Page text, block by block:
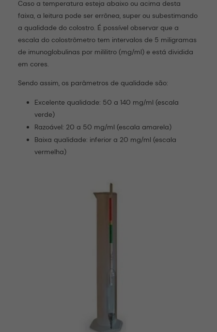
Caso a temperatura esteja abaixo ou acima desta
faixa, a leitura pode ser errônea, super ou subestimando
a qualidade do colostro. É possível observar que a
escala do colostrômetro tem intervalos de 5 miligramas
de imunoglobulinas por mililitro (mg/ml) e está dividida
em cores.
Sendo assim, os parâmetros de qualidade são:
Excelente qualidade: 50 a 140 mg/ml (escala
verde)
Razoável: 20 a 50 mg/ml (escala amarela)
Baixa qualidade: inferior a 20 mg/ml (escala
vermelha)